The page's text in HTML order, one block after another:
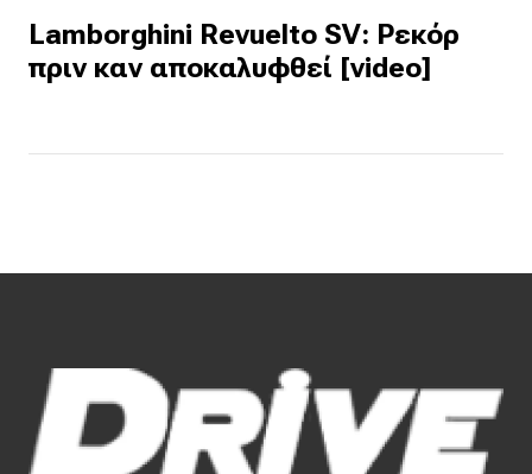
Lamborghini Revuelto SV: Ρεκόρ
πριν καν αποκαλυφθεί [video]